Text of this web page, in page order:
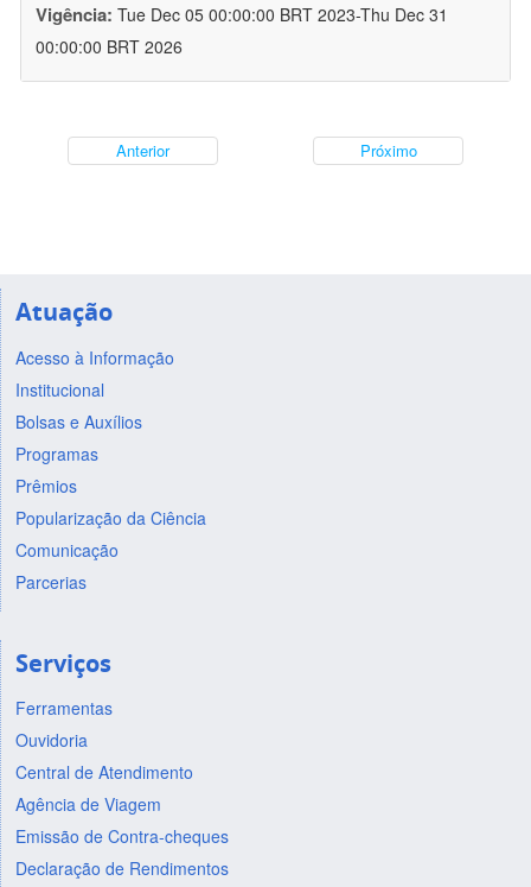
Vigência: Tue Dec 05 00:00:00 BRT 2023-Thu Dec 31
00:00:00 BRT 2026
Anterior Próximo
Atuação
Acesso à Informação
Institucional
Bolsas e Auxílios
Programas
Prêmios
Popularização da Ciência
Comunicação
Parcerias
Serviços
Ferramentas
Ouvidoria
Central de Atendimento
Agência de Viagem
Emissão de Contra-cheques
Declaração de Rendimentos